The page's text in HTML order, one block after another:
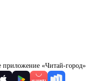
приложение «Читай-город»